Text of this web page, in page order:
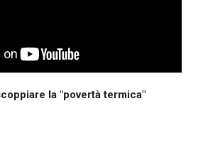
la "povertà termica"